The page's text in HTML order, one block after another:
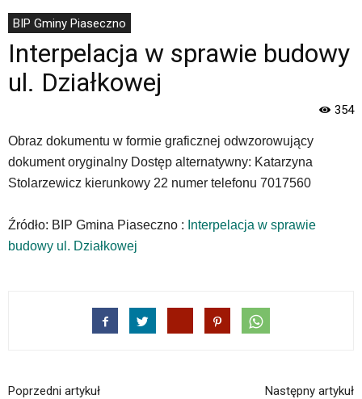
Gminy
Piaseczno".
jest
menu
pozwalające
szybko
do
treści,
które
nie
BIP Gminy Piaseczno
Interpelacja w sprawie budowy
ul. Działkowej
354
Obraz dokumentu w formie graficznej odwzorowujący
dokument oryginalny Dostęp alternatywny: Katarzyna
Stolarzewicz kierunkowy 22 numer telefonu 7017560
Źródło: BIP Gmina Piaseczno : Interpelacja w sprawie
budowy ul. Działkowej
Poprzedni artykuł Następny artykuł